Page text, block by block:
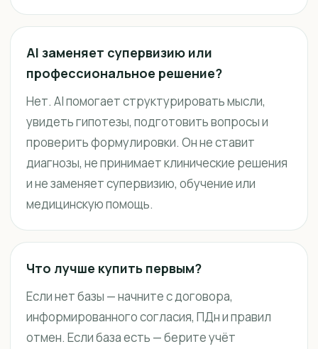
AI заменяет супервизию или
профессиональное решение?
Нет. AI помогает структурировать мысли,
увидеть гипотезы, подготовить вопросы и
проверить формулировки. Он не ставит
диагнозы, не принимает клинические решения
и не заменяет супервизию, обучение или
медицинскую помощь.
Что лучше купить первым?
Если нет базы — начните с договора,
информированного согласия, ПДн и правил
отмен. Если база есть — берите учёт